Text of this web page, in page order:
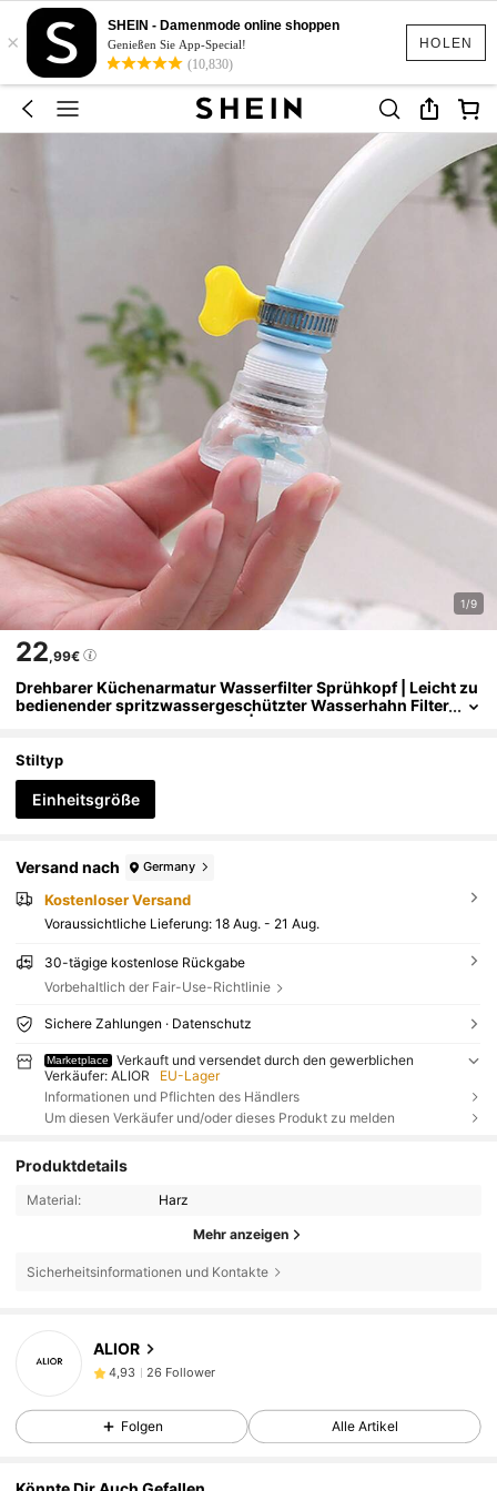
HOLEN
×
SHEIN - Damenmode online shoppen
Genießen Sie App-Special!
(10,830)
1/9
22,99€
Drehbarer Küchenarmatur Wasserfilter Sprühkopf | Leicht zu
bedienender spritzwassergeschützter Wasserhahn Filter
aufsatz für den Hausgebrauch | Wasserhahn Wasserfilte
Stiltyp
Einheitsgröße
Versand nach Germany
Kostenloser Versand
Voraussichtliche Lieferung: 18 Aug. - 21 Aug.
30-tägige kostenlose Rückgabe
Vorbehaltlich der Fair-Use-Richtlinie
Sichere Zahlungen · Datenschutz
Marketplace
Verkauft und versendet durch den gewerblichen
Verkäufer: ALIOR
EU-Lager
Informationen und Pflichten des Händlers
Um diesen Verkäufer und/oder dieses Produkt zu melden
Produktdetails
Material: Harz
Mehr anzeigen
Sicherheitsinformationen und Kontakte
ALIOR
4,93 26 Follower
4,93 26 Follower
4,93 26 Follower
4,93 26 Follower
Folgen Alle Artikel